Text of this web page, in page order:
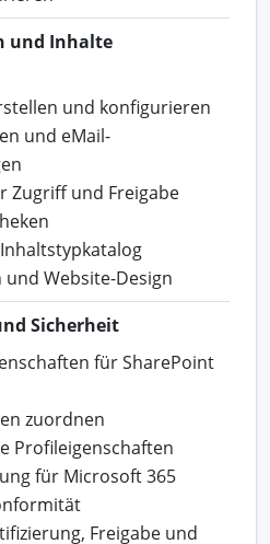
und Inhalte
und konfigurieren
und eMail-
Zugriff und Freigabe
Website-Design
Sicherheit
für SharePoint
zuordnen
Profileigenschaften
für Microsoft 365
Freigabe und